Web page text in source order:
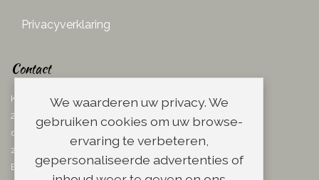
Privacyverklaring
Contact
Ketelboetersteeg 29
2311 TN Leiden
dins. - vrij. 08.00 - 17.00 uur
zaterdag 08.00 - 13.00 uur
Email:info@scheerwinkel.nl
We waarderen uw privacy. We
gebruiken cookies om uw browse-
ervaring te verbeteren,
gepersonaliseerde advertenties of